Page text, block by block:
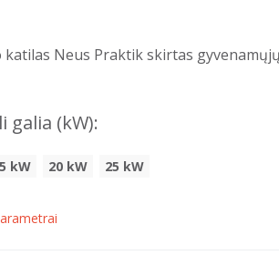
katilas Neus Praktik skirtas
galia (kW):
kW 20 kW 25 kW